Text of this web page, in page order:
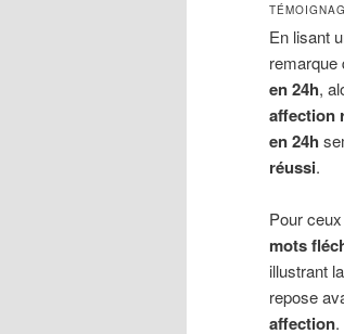
En lisant
remarque
en 24h,
affection
en 24h
réussi.
Pour
mots
illustrant
repose
affection.